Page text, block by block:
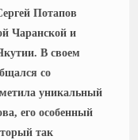
Потапов
Чаранской и
В своем
со
уникальный
его особенный
так